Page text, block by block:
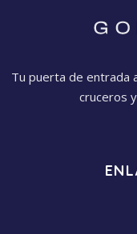
Tu puerta de entrada
cruceros